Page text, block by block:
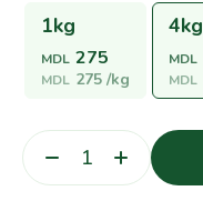
1kg
MDL 275
MDL 275/kg
4kg
MDL
MDL